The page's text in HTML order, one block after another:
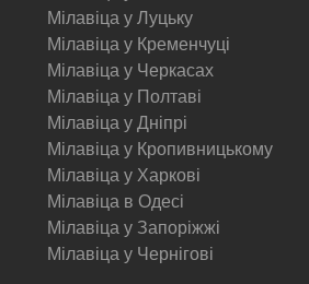
Мілавіца у Луцьку
Мілавіца у Кременчуці
Мілавіца у Черкасах
Мілавіца у Полтаві
Мілавіца у Дніпрі
Мілавіца у Кропивницькому
Мілавіца у Харкові
Мілавіца в Одесі
Мілавіца у Запоріжжі
Мілавіца у Чернігові